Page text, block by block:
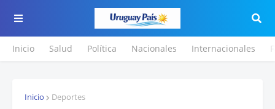
Inicio Salud Política Nacionales Internacionales
Inicio Deportes